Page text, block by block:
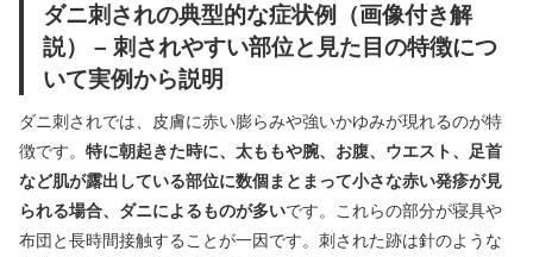
ダニ刺されの典型的な症状例（画像付き解
説） – 刺されやすい部位と見た目の特徴につ
いて実例から説明
ダニ刺されでは、皮膚に赤い膨らみや強いかゆみが現れるのが特
徴です。 特に朝起きた時に、太ももや腕、お腹、ウエスト、足首
など肌が露出している部位に数個まとまって小さな赤い発疹が見
られる場合、ダニによるものが多いです。これらの部分が寝具や
布団と長時間接触することが一因です。刺された跡は針のような